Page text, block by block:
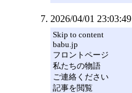
2026/04/01 23:03:49
Skip to content
babu.jp
フロントページ
私たちの物語
ご連絡ください
記事を閲覧